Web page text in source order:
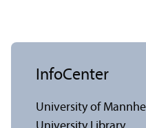
InfoCenter
University of